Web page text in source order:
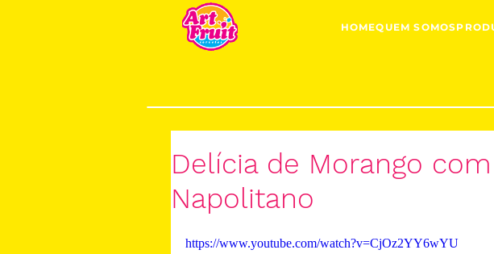
HOMEQUEM SOMOS
Delícia de Morango
Napolitano
https://www.youtube.com/watch?v=CjOz2YY6wYU